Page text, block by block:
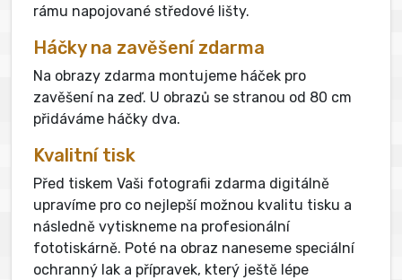
rámu napojované středové lišty.
Háčky na zavěšení zdarma
Na obrazy zdarma montujeme háček pro
zavěšení na zeď. U obrazů se stranou od 80 cm
přidáváme háčky dva.
Kvalitní tisk
Před tiskem Vaši fotografii zdarma digitálně
upravíme pro co nejlepší možnou kvalitu tisku a
následně vytiskneme na profesionální
fototiskárně. Poté na obraz naneseme speciální
ochranný lak a přípravek, který ještě lépe